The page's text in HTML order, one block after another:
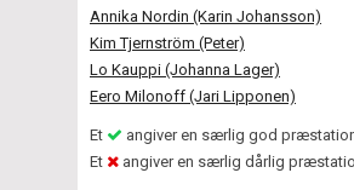
Annika Nordin (Karin Johansson)
Kim Tjernström (Peter)
Lo Kauppi (Johanna Lager)
Eero Milonoff (Jari Lipponen)
Et
angiver en særlig god
Et
angiver en særlig dårlig